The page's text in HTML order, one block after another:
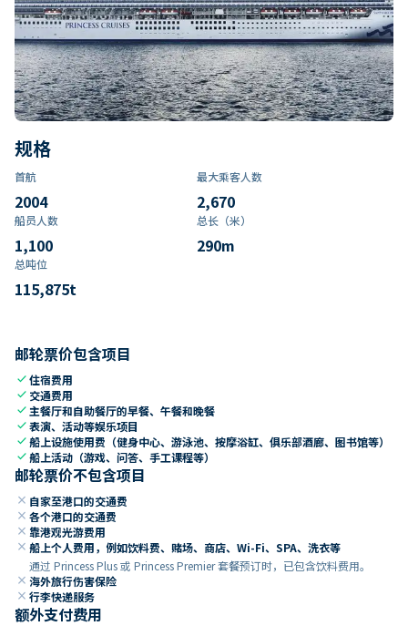
规格
首航
2004
最大乘客人数
2,670
船员人数
1,100
总长（米）
290m
总吨位
115,875t
邮轮票价包含项目
check住宿费用
check 交通费用
check 主餐厅和自助餐厅的早餐、午餐和晚餐
check表演、活动等娱乐项目
check船上设施使用费（健身中心、游泳池、按摩浴缸、俱乐部酒廊、图书馆等）
check船上活动（游戏、问答、手工课程等）
邮轮票价不包含项目
close 自家至港口的交通费
close 各个港口的交通费
close 靠港观光游费用
close 船上个人费用，例如饮料费、赌场、商店、Wi-Fi、SPA、洗衣等
通过 Princess Plus 或 Princess Premier 套餐预订时，已包含饮料费用。
close 海外旅行伤害保险
close 行李快递服务
额外支付费用